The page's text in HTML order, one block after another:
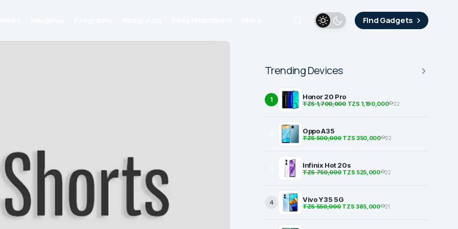
Find Gadgets
Trending Devices
1 Honor 20 Pro
TZS 1,700,000TZS 1,190,000 22
Oppo A35
TZS 500,000TZS 350,000 22
Infinix Hot 20s
TZS 750,000TZS 525,000 22
4 Vivo Y35 5G
TZS 550,000TZS 385,000 21